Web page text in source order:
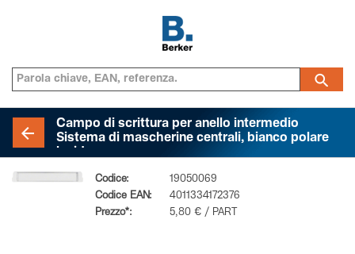
Campo di scrittura per anello intermedio
Sistema di mascherine centrali, bianco polare
Codice:
19050069
Codice EAN:
4011334172376
Prezzo*:
5,80 € / PART